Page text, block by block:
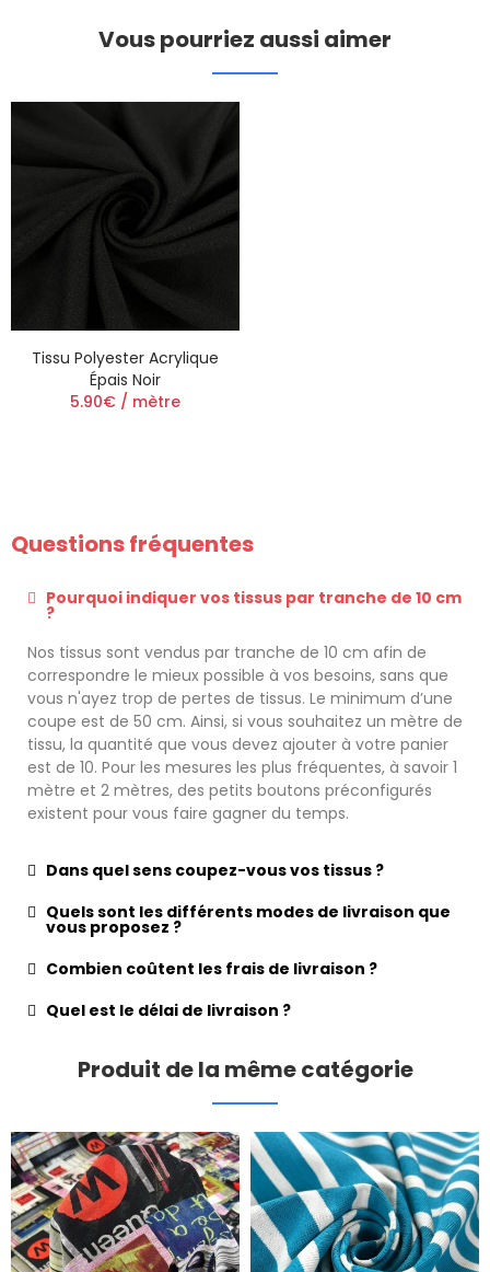
Vous pourriez aussi aimer
Tissu Polyester Acrylique
Épais Noir
5.90€ / mètre
Questions fréquentes
Pourquoi indiquer vos tissus par tranche de 10 cm
?
Nos tissus sont vendus par tranche de 10 cm afin de
correspondre le mieux possible à vos besoins, sans que
vous n'ayez trop de pertes de tissus. Le minimum d’une
coupe est de 50 cm. Ainsi, si vous souhaitez un mètre de
tissu, la quantité que vous devez ajouter à votre panier
est de 10. Pour les mesures les plus fréquentes, à savoir 1
mètre et 2 mètres, des petits boutons préconfigurés
existent pour vous faire gagner du temps.
Dans quel sens coupez-vous vos tissus ?
Quels sont les différents modes de livraison que
vous proposez ?
Combien coûtent les frais de livraison ?
Quel est le délai de livraison ?
Produit de la même catégorie